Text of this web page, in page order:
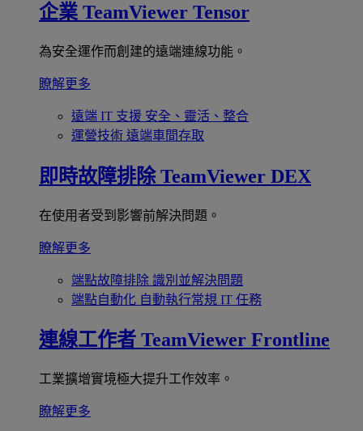
企業 TeamViewer Tensor
為安全運作而創建的遠端連線功能。
瞭解更多
遠端 IT 支援 安全、靈活、整合
運營技術 遠端車間存取
即時故障排除 TeamViewer DEX
在使用者受到影響前解決問題。
瞭解更多
端點故障排除 識別並解決問題
端點自動化 自動執行常規 IT 任務
連線工作者 TeamViewer Frontline
工業擴增實境極大提升工作效率。
瞭解更多